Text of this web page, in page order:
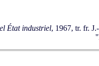
État industriel, 1967, tr. fr.